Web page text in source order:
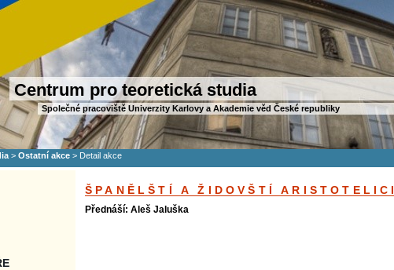
Centrum pro teoretická studia
Společné pracoviště Univerzity Karlovy a Akademie věd České republiky
> Ostatní akce > Detail akce
ŠPANĚLŠTÍ A ŽIDOVŠTÍ ARISTOTELICI
Přednáší: Aleš Jaluška